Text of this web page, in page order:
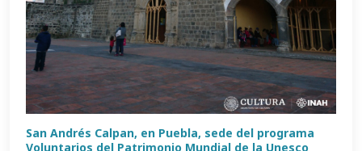
San Andrés Calpan, en Puebla, sede del programa
Voluntarios del Patrimonio Mundial de la Unesco